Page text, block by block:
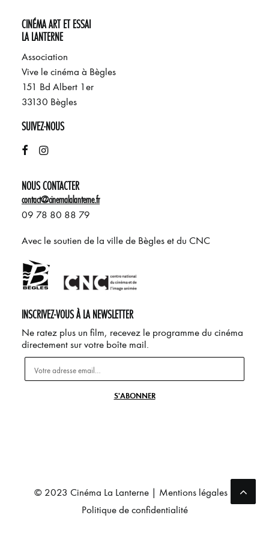
CINÉMA ART ET ESSAI
LA LANTERNE
Association
Vive le cinéma à Bègles
151 Bd Albert 1er
33130 Bègles
SUIVEZ-NOUS
NOUS CONTACTER
contact@cinemalalanterne.fr
09 78 80 88 79
Avec le soutien de la ville de Bègles et du CNC
INSCRIVEZ-VOUS À LA NEWSLETTER
Ne ratez plus un film, recevez le programme du cinéma
directement sur votre boîte mail.
© 2023 Cinéma La Lanterne | Mentions légales|
Politique de confidentialité